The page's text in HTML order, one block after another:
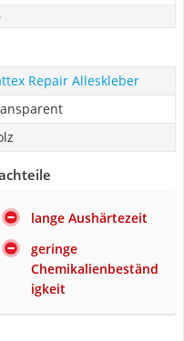
Repair Alleskleber
lange Aushärtezeit
geringe
Chemikalienbeständ
igkeit